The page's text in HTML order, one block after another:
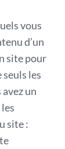
vous
d’un
site pour
les
un
site :